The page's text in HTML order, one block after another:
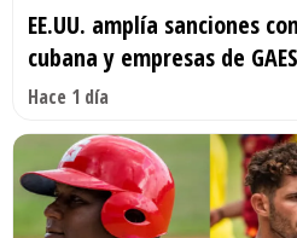
EE.UU. amplía sanciones
cubana y empresas de
Hace 1 día